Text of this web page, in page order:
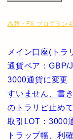
為替・FX ブログラン
メイン口座(トラ
通貨ペア：
3000通貨に変更
すいません、書
のトラリピ止めて
取引LOT：3000
トラップ幅、利